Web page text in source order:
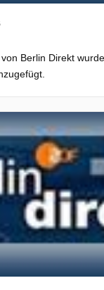
Berlin Direkt